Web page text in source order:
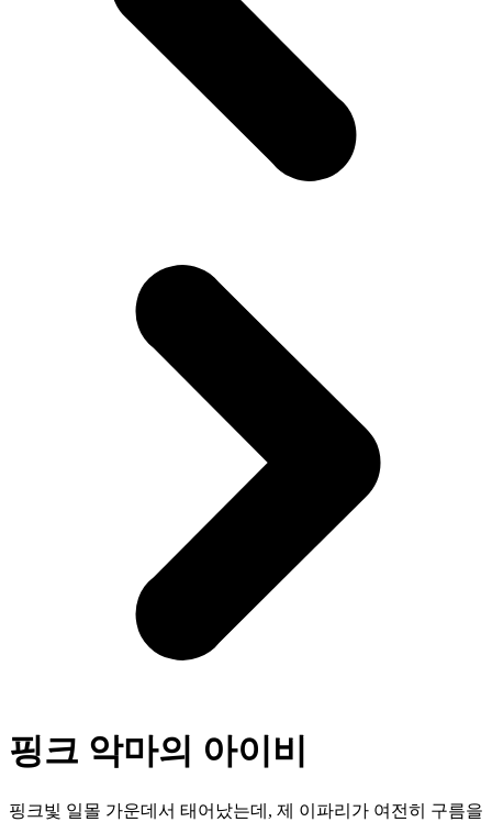
핑크 악마의 아이비
핑크빛 일몰 가운데서 태어났는데, 제 이파리가 여전히 구름을